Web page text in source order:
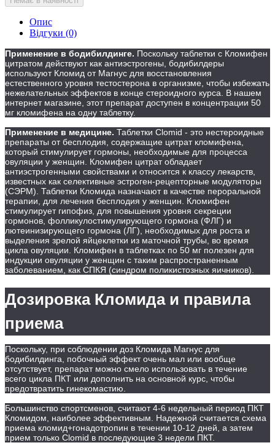
Опис
Відгуки (0)
Применение в бодибилдинге. Поскольку таблетки с Кломифен
цитратом действуют как антиэстрогены, бодибилдеры
используют Кломид от Магнус для восстановления
естественного уровня тестостерона в организме, чтобы избежать
нежелательных эффектов в конце стероидного курса. В нашем
интернет магазине, этот препарат доступен в концентрации 50
мг кломифена на одну таблетку.
Применение в медицине. Таблетки Clomid - это нестероидные
препараты от бесплодия, содержащие цитрат кломифена,
который стимулирует гормоны, необходимые для процесса
овуляции у женщин. Кломифен цитрат обладает
антиэстрогенными свойствами и относится к классу лекарств,
известных как селективные эстроген-рецепторные модуляторы
(СЭРМ). Таблетки Кломида назначают в качестве пероральной
терапии, для лечения бесплодия у женщин. Кломифен
стимулирует гипофиз, для повышения уровня секреции
гормонов, фолликулостимулирующего гормона (ФЛГ) и
лютеинизирующего гормона (ЛГ), необходимых для роста и
выделения зрелой яйцеклетки из маточной трубы, во время
цикла овуляции. Кломифен в таблетках по 50 мг полезен для
индукции овуляции у женщин с таким распространенным
заболеванием, как СПКЯ (синдром поликистозных яичников).
Дозировка Кломида и правила
приема
Поскольку, при соблюдении доз Кломида Магнус для
бодибилдинга, побочный эффект очень мал или вообще
отсутствует, препарат можно смело использовать в течение
всего цикла ПКТ или дополнить на основной курс, чтобы
предотвратить гинекомастию.
Большинство спортсменов, считают 4-6 недельный период ПКТ
Кломидом, наиболее эффективным. Надежной считается схема
приема кломид+гонадотропин в течении 10-12 дней, а затем
прием только Clomid в последующие 3 недели ПКТ.